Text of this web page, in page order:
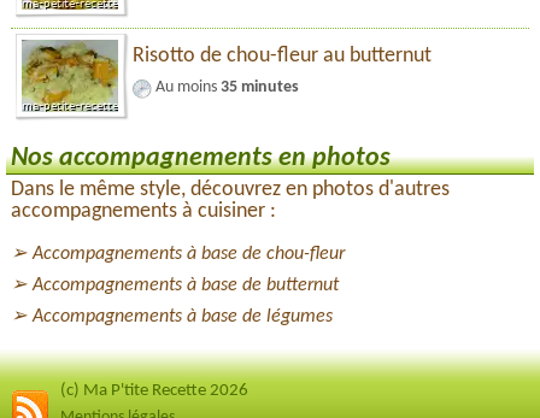
Risotto de chou-fleur au butternut
Au moins 35 minutes
Nos accompagnements en photos
Dans le même style, découvrez en photos d'autres
accompagnements à cuisiner :
Accompagnements à base de chou-fleur
Accompagnements à base de butternut
Accompagnements à base de légumes
(c) Ma P'tite Recette 2026